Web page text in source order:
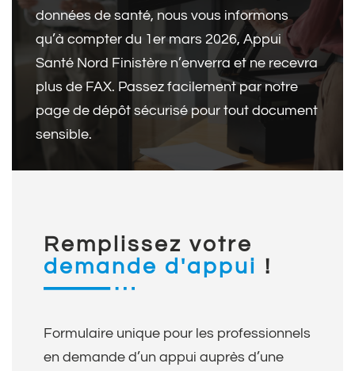
données de santé, nous vous informons
qu’à compter du 1er mars 2026, Appui
Santé Nord Finistère n’enverra et ne recevra
plus de FAX. Passez facilement par notre
page de dépôt sécurisé pour tout document
sensible.
Remplissez votre
demande d'appui !
Formulaire unique pour les professionnels
en demande d’un appui auprès d’une